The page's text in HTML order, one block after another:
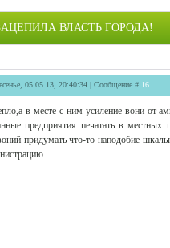
ВЛАСТЬ ГОРОДА!
05.05.13, 20:40:34 | Сообщение # 16
в месте с ним усиление вони от
предприятия печатать в
придумать что-то наподобие